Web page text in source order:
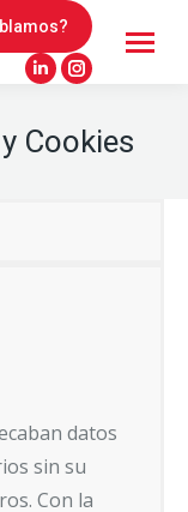
Linkedin
opens
Instagram
opens
Cookies
datos
sin su
Con la